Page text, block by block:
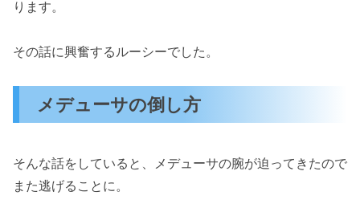
ります。
その話に興奮するルーシーでした。
メデューサの倒し方
そんな話をしていると、メデューサの腕が迫ってきたので
また逃げることに。